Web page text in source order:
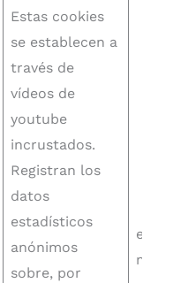
Estas cookies
se establecen a
través de
vídeos de
youtube
incrustados.
Registran los
datos
estadísticos
anónimos
sobre, por
en un
mes